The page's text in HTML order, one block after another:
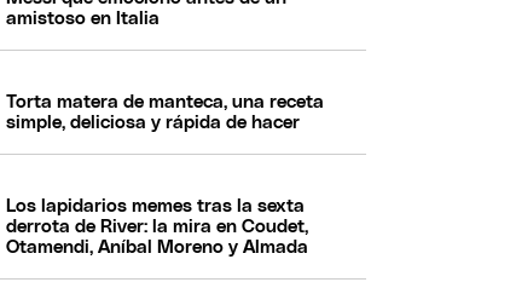
amistoso en Italia
Torta matera de manteca, una receta
simple, deliciosa y rápida de hacer
Los lapidarios memes tras la sexta
derrota de River: la mira en Coudet,
Otamendi, Aníbal Moreno y Almada